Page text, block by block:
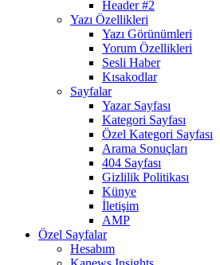
Header #2
Yazı Özellikleri
Yazı Görünümleri
Yorum Özellikleri
Sesli Haber
Kısakodlar
Sayfalar
Yazar Sayfası
Kategori Sayfası
Özel Kategori Sayfası
Arama Sonuçları
404 Sayfası
Gizlilik Politikası
Künye
İletişim
AMP
Özel Sayfalar
Hesabım